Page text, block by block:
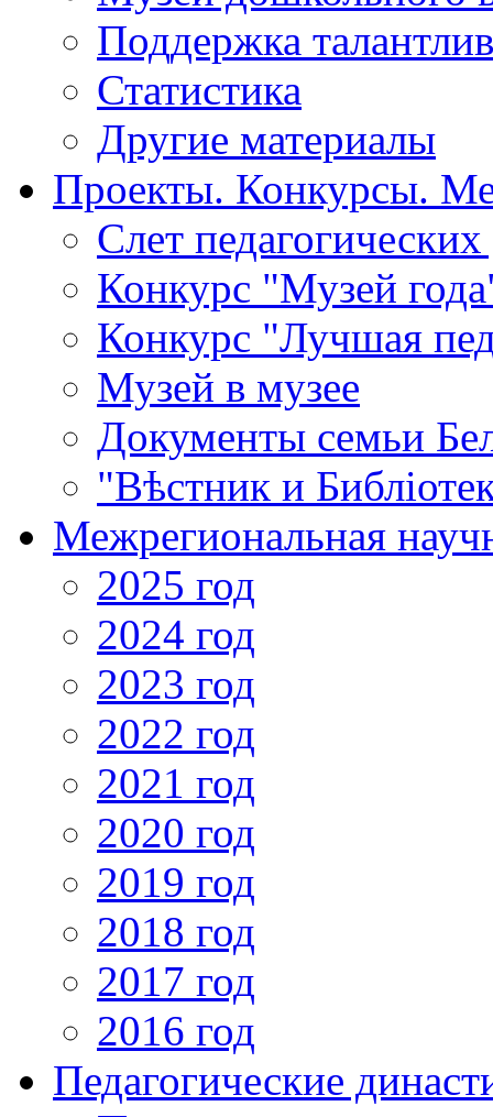
Поддержка
Статистика
Другие материалы
Проекты. Конкурсы.
Cлет
Конкурс "Музей
Конкурс "Лучшая
Музей в музее
Документы семьи
"Вѣстник и
Межрегиональная
2025 год
2024 год
2023 год
2022 год
2021 год
2020 год
2019 год
2018 год
2017 год
2016 год
Педагогические